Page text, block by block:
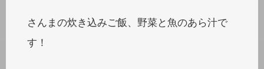
さんまの炊き込みご飯、野菜と魚のあら汁で
す！